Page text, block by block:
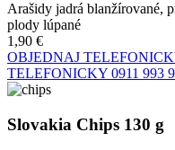
Arašidy jadrá blanžírované,
plody lúpané
1,90 €
OBJEDNAJ
TELEFONICKY 0911 993
Slovakia Chips 130 g